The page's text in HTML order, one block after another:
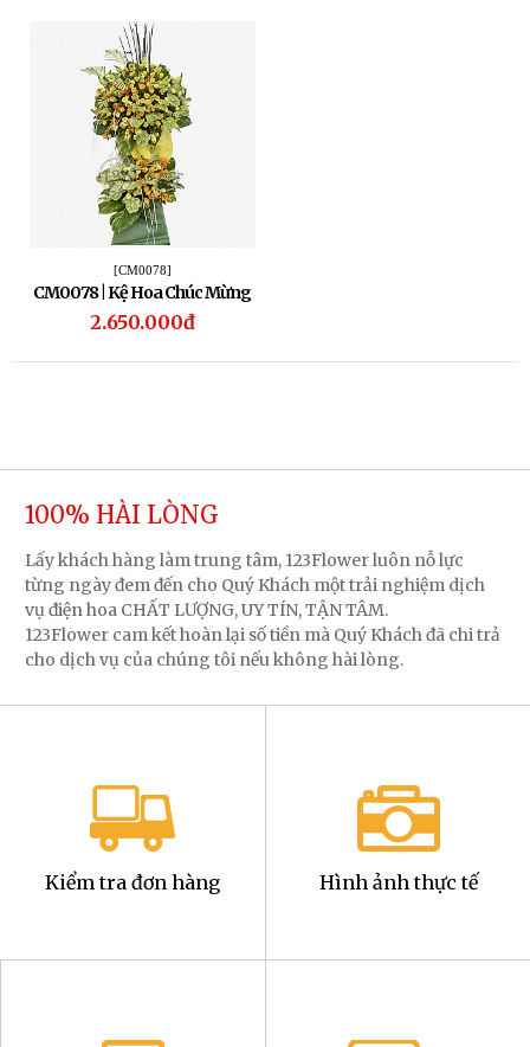
[CM0078]
CM0078 | Kệ Hoa Chúc Mừng
78
2.650.000đ
100% HÀI LÒNG
Lấy khách hàng làm trung tâm, 123Flower luôn nỗ lực
từng ngày đem đến cho Quý Khách một trải nghiệm dịch
vụ điện hoa CHẤT LƯỢNG, UY TÍN, TẬN TÂM.
123Flower cam kết hoàn lại số tiền mà Quý Khách đã chi trả
cho dịch vụ của chúng tôi nếu không hài lòng.
Kiểm tra đơn hàng Hình ảnh thực tế